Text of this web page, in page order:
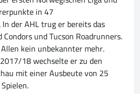
in 47
der AHL trug er bereits das
und Tucson Roadrunners.
kein unbekannter mehr.
18 wechselte er zu den
mit einer Ausbeute von 25